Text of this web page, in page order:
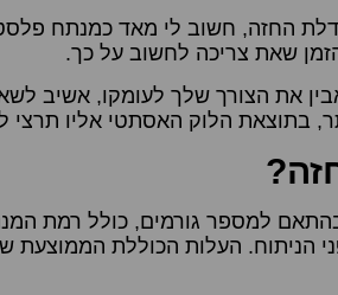
החזה, חשוב לי מאד כמנתח
שאת צריכה לחשוב על כך.
את הצורך שלך לעומקו, אשיב
בתוצאת הלוק האסתטי אליו תרצי
למספר גורמים, כולל רמת
הניתוח. העלות הכוללת הממוצעת